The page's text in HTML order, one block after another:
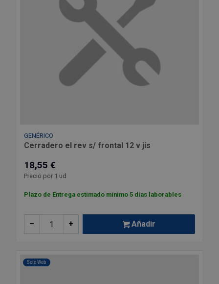
GENÉRICO
Cerradero el rev s/ frontal 12 v jis
18,55 €
Precio por 1 ud
Plazo de Entrega estimado mínimo 5 días laborables
+
– Añadir
Solo Web